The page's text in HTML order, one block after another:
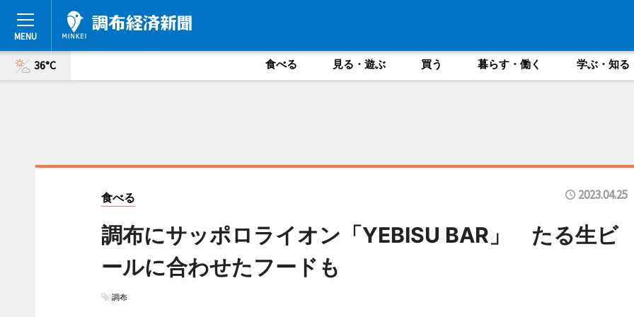
36°C 食べる 見る・遊ぶ 買う 暮らす・働く 学ぶ・知る
食べる 2023.04.25
調布にサッポロライオン「YEBISU BAR」 たる生ビ
ールに合わせたフードも
調布